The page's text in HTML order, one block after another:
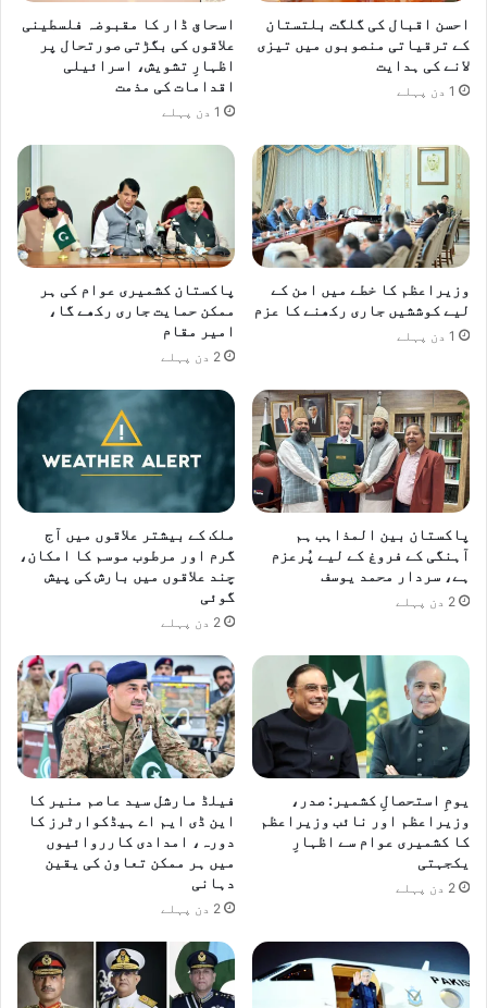
ہ
ے
،
ح
ڈ
ا
ر
ی
ں
،
ہ
چ
ل
و
ب
ھ
ر
ن
ی
م
ی
ں
و
ب
م
ر
ا
ہ
ی
ے
ز
ی
ر
ل
ا
ع
احسن اقبال کی گلگت بلتستان
کے ترقیاتی منصوبوں میں تیزی
لانے کی ہدایت
1 دن پہلے
اسحاق ڈار کا مقبوضہ فلسطینی
علاقوں کی بگڑتی صورتحال پر
اظہارِ تشویش، اسرائیلی
اقدامات کی مذمت
1 دن پہلے
وزیراعظم کا خطے میں امن کے
لیے کوششیں جاری رکھنے کا عزم
1 دن پہلے
پاکستان کشمیری عوام کی ہر
ممکن حمایت جاری رکھے گا،
امیر مقام
2 دن پہلے
پاکستان بین المذاہب ہم
آہنگی کے فروغ کے لیے پُرعزم
ہے، سردار محمد یوسف
2 دن پہلے
ملک کے بیشتر علاقوں میں آج
گرم اور مرطوب موسم کا امکان،
چند علاقوں میں بارش کی پیش
گوئی
2 دن پہلے
یومِ استحصالِ کشمیر: صدر،
وزیراعظم اور نائب وزیراعظم
کا کشمیری عوام سے اظہارِ
یکجہتی
2 دن پہلے
فیلڈ مارشل سید عاصم منیر کا
این ڈی ایم اے ہیڈکوارٹرز کا
دورہ، امدادی کارروائیوں
میں ہر ممکن تعاون کی یقین
دہانی
2 دن پہلے